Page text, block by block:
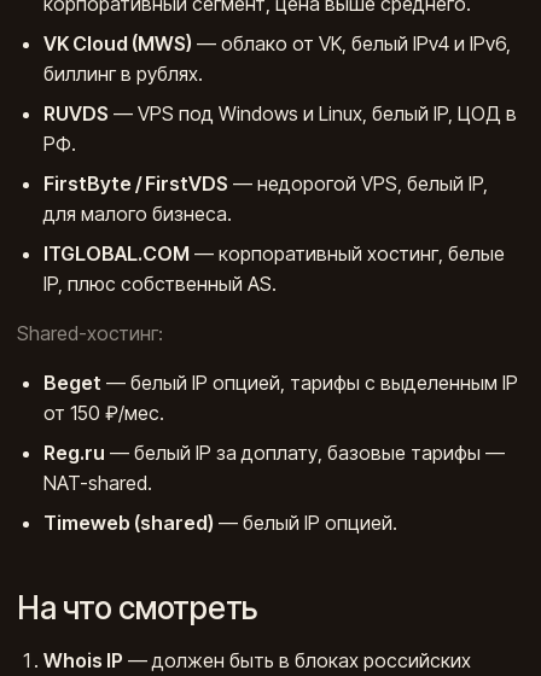
VK Cloud (MWS) — облако от VK, белый IPv4 и IPv6,
биллинг в рублях.
RUVDS — VPS под Windows и Linux, белый IP, ЦОД в
РФ.
FirstByte / FirstVDS — недорогой VPS, белый IP,
для малого бизнеса.
ITGLOBAL.COM — корпоративный хостинг, белые
IP, плюс собственный AS.
Shared-хостинг:
Beget — белый IP опцией, тарифы с выделенным IP
от 150 ₽/мес.
Reg.ru — белый IP за доплату, базовые тарифы —
NAT-shared.
Timeweb (shared) — белый IP опцией.
На что смотреть
Whois IP — должен быть в блоках российских